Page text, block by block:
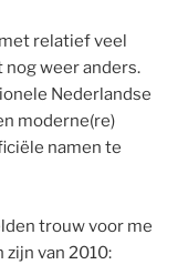
relatief veel
weer anders.
Nederlandse
moderne(re)
namen te
trouw voor me
van 2010: